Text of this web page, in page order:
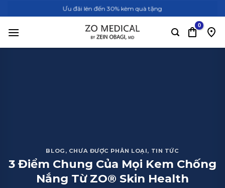
qua
nội
Ưu đãi lên đến 30% kèm quà tặng
BLOG , CHƯA ĐƯỢC PHÂN LOẠI, TIN TỨC
3 Điểm Chung Của Mọi Kem Chống
Nắng Từ ZO® Skin Health